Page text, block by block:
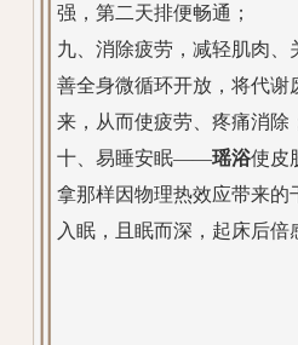
强，第二天排便畅通；
九、消除疲劳，减轻肌肉
善全身微循环开放，将代谢
来，从而使疲劳、疼痛消除
十、易睡安眠——瑶浴使皮
拿那样因物理热效应带来的
入眠，且眠而深，起床后倍